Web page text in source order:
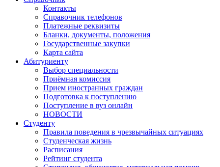
Контакты
Справочник телефонов
Платежные реквизиты
Бланки, документы, положения
Государственные закупки
Карта сайта
Абитуриенту
Выбор специальности
Приёмная комиссия
Прием иностранных граждан
Подготовка к поступлению
Поступление в вуз онлайн
НОВОСТИ
Студенту
Правила поведения в чрезвычайных ситуациях
Студенческая жизнь
Расписания
Рейтинг студента